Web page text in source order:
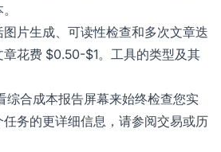
片生成、可读性检查和多次文章迭
花费 $0.50-$1。工具的类型及其
综合成本报告屏幕来始终检查您实
务的更详细信息，请参阅交易或历